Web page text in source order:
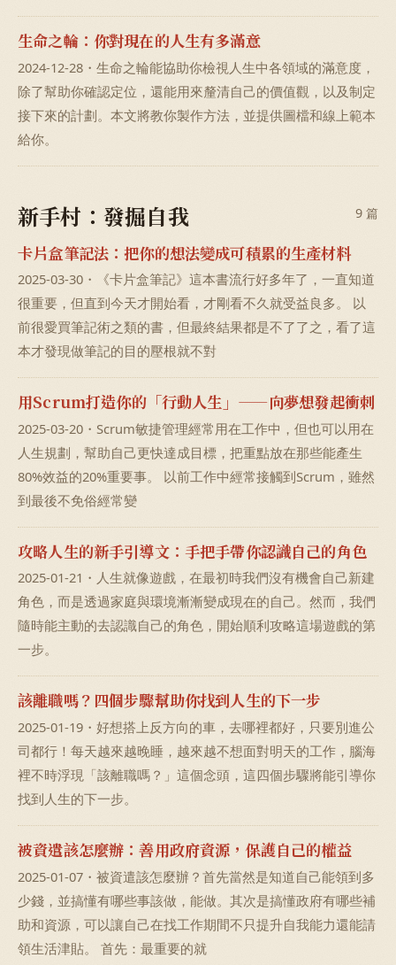
生命之輪：你對現在的人生有多滿意
2024-12-28・生命之輪能協助你檢視人生中各領域的滿意度，
除了幫助你確認定位，還能用來釐清自己的價值觀，以及制定
接下來的計劃。本文將教你製作方法，並提供圖檔和線上範本
給你。
新手村：發掘自我 9 篇
卡片盒筆記法：把你的想法變成可積累的生產材料
2025-03-30・《卡片盒筆記》這本書流行好多年了，一直知道
很重要，但直到今天才開始看，才剛看不久就受益良多。 以
前很愛買筆記術之類的書，但最終結果都是不了了之，看了這
本才發現做筆記的目的壓根就不對
用Scrum打造你的「行動人生」——向夢想發起衝刺
2025-03-20・Scrum敏捷管理經常用在工作中，但也可以用在
人生規劃，幫助自己更快達成目標，把重點放在那些能產生
80%效益的20%重要事。 以前工作中經常接觸到Scrum，雖然
到最後不免俗經常變
攻略人生的新手引導文：手把手帶你認識自己的角色
2025-01-21・人生就像遊戲，在最初時我們沒有機會自己新建
角色，而是透過家庭與環境漸漸變成現在的自己。然而，我們
隨時能主動的去認識自己的角色，開始順利攻略這場遊戲的第
一步。
該離職嗎？四個步驟幫助你找到人生的下一步
2025-01-19・好想搭上反方向的車，去哪裡都好，只要別進公
司都行！每天越來越晚睡，越來越不想面對明天的工作，腦海
裡不時浮現「該離職嗎？」這個念頭，這四個步驟將能引導你
找到人生的下一步。
被資遣該怎麼辦：善用政府資源，保護自己的權益
2025-01-07・被資遣該怎麼辦？首先當然是知道自己能領到多
少錢，並搞懂有哪些事該做，能做。其次是搞懂政府有哪些補
助和資源，可以讓自己在找工作期間不只提升自我能力還能請
領生活津貼。 首先：最重要的就